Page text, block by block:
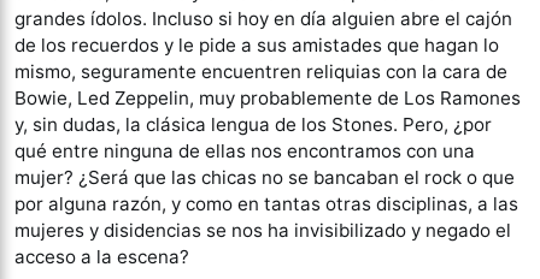
grandes ídolos. Incluso si hoy en día alguien abre el cajón
de los recuerdos y le pide a sus amistades que hagan lo
mismo, seguramente encuentren reliquias con la cara de
Bowie, Led Zeppelin, muy probablemente de Los Ramones
y, sin dudas, la clásica lengua de los Stones. Pero, ¿por
qué entre ninguna de ellas nos encontramos con una
mujer? ¿Será que las chicas no se bancaban el rock o que
por alguna razón, y como en tantas otras disciplinas, a las
mujeres y disidencias se nos ha invisibilizado y negado el
acceso a la escena?